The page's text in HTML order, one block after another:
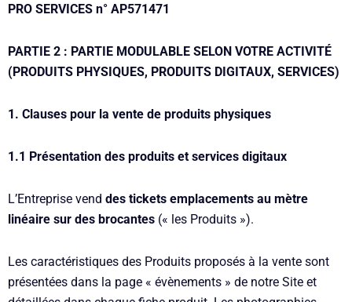
PRO SERVICES n° AP571471
PARTIE 2 : PARTIE MODULABLE SELON VOTRE ACTIVITÉ
(PRODUITS PHYSIQUES, PRODUITS DIGITAUX, SERVICES)
1. Clauses pour la vente de produits physiques
1.1 Présentation des produits et services digitaux
L’Entreprise vend des tickets emplacements au mètre
linéaire sur des brocantes (« les Produits »).
Les caractéristiques des Produits proposés à la vente sont
présentées dans la page « évènements » de notre Site et